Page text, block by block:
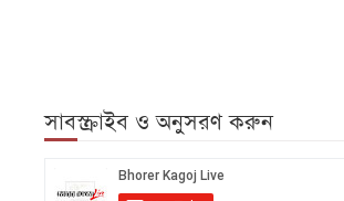
সাবস্ক্রাইব ও অনুসরণ করুন